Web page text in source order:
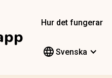
Hur det fungerar
Svenska